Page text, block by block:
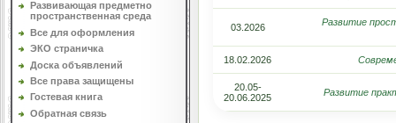
Развивающая предметно
пространственная среда
Все для оформления
ЭКО страничка
Доска объявлений
Все права защищены
Гостевая книга
Обратная связь
03.2026 Развитие
18.02.2026
20.05-
20.06.2025
Развитие